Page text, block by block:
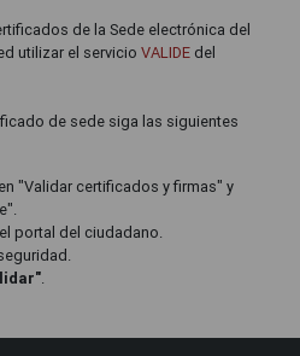
de la Sede electrónica del
utilizar el servicio VALIDE del
de sede siga las siguientes
"Validar certificados y firmas" y
portal del ciudadano.
.